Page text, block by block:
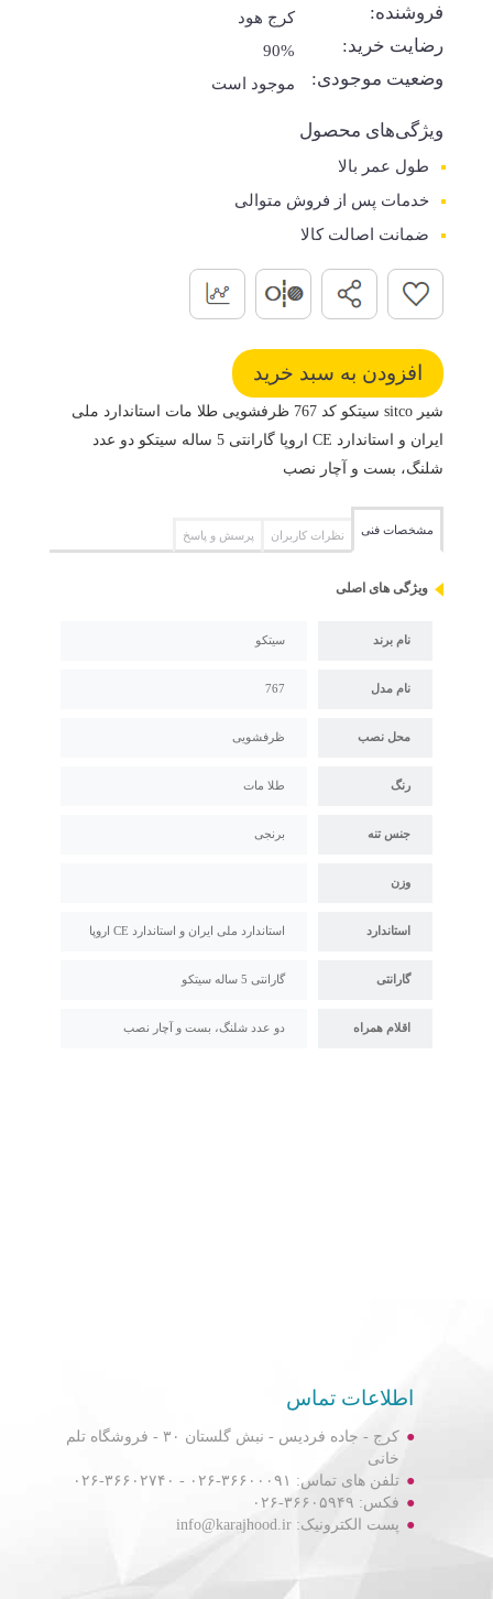
فروشنده: کرج هود
رضایت خرید: 90%
وضعیت موجودی: موجود است
ویژگی‌های محصول
طول عمر بالا
خدمات پس از فروش متوالی
ضمانت اصالت کالا
شیر sitco سیتکو کد 767 ظرفشویی طلا مات استاندارد ملی
ایران و استاندارد CE اروپا گارانتی 5 ساله سیتکو دو عدد
شلنگ، بست و آچار نصب
مشخصات فنی نظرات کاربران پرسش و پاسخ
ویژگی های اصلی
نام برند سیتکو
نام مدل 767
محل نصب ظرفشویی
رنگ طلا مات
جنس تنه برنجی
وزن
استاندارد استاندارد ملی ایران و استاندارد CE اروپا
گارانتی گارانتی 5 ساله سیتکو
اقلام همراه دو عدد شلنگ، بست و آچار نصب
اطلاعات تماس
کرج - جاده فردیس - نبش گلستان ۳۰ - فروشگاه تلم
خانی
تلفن های تماس: ۳۶۶۰۰۰۹۱-۰۲۶ - ۳۶۶۰۲۷۴۰-۰۲۶
فکس: ۳۶۶۰۵۹۴۹-۰۲۶
پست الکترونیک: info@karajhood.ir